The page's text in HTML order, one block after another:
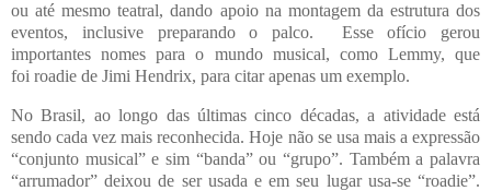
ou até mesmo teatral, dando apoio na montagem da estrutura dos
eventos, inclusive preparando o palco. Esse ofício gerou
importantes nomes para o mundo musical, como Lemmy, que
foi roadie de Jimi Hendrix, para citar apenas um exemplo.
No Brasil, ao longo das últimas cinco décadas, a atividade está
sendo cada vez mais reconhecida. Hoje não se usa mais a expressão
“conjunto musical” e sim “banda” ou “grupo”. Também a palavra
“arrumador” deixou de ser usada e em seu lugar usa-se “roadie”.